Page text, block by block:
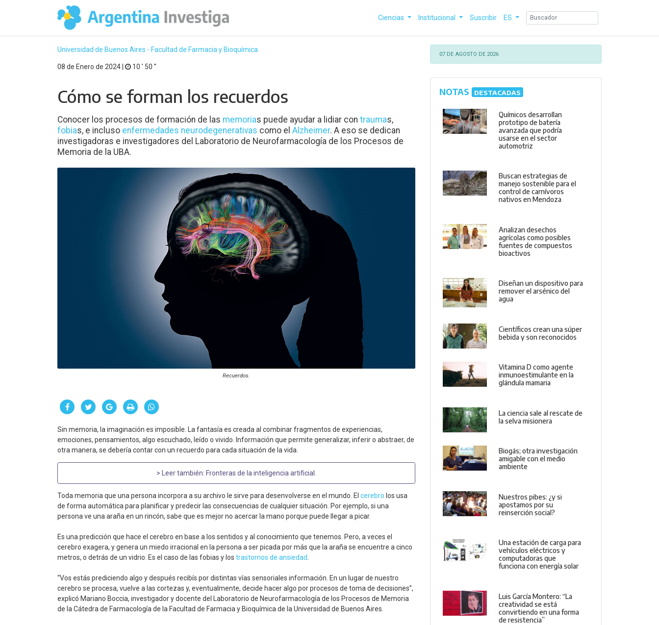
Ciencias Institucional Suscribir ES
Universidad de Buenos Aires - Facultad de Farmacia y Bioquímica
08 de Enero de 2024 | 10 ′ 50 ′′
Cómo se forman los recuerdos
Conocer los procesos de formación de las memorias puede ayudar a lidiar con traumas,
fobias, e incluso enfermedades neurodegenerativas como el Alzheimer. A eso se dedican
investigadoras e investigadores del Laboratorio de Neurofarmacología de los Procesos de
Memoria de la UBA.
Recuerdos.
Sin memoria, la imaginación es imposible. La fantasía es creada al combinar fragmentos de experiencias,
emociones, pensamientos, algo escuchado, leído o vivido. Información que permite generalizar, inferir o abstraer, de
otra manera, se debería contar con un recuerdo para cada situación de la vida.
> Leer también: Fronteras de la inteligencia artificial
Toda memoria que una persona incorpora a su archivo le sirve para desenvolverse en el mundo. El cerebro los usa
de forma automática para planificar y predecir las consecuencias de cualquier situación. Por ejemplo, si una
persona ve una araña en un rincón, sabe que es mejor no acercar la mano porque puede llegar a picar.
Es una predicción que hace el cerebro en base a los sentidos y al conocimiento que tenemos. Pero, a veces el
cerebro exagera, y genera un miedo irracional en la persona a ser picada por más que la araña se encuentre a cinco
metros, o detrás de un vidrio. Es el caso de las fobias y los trastornos de ansiedad.
“Vos estás prediciendo algo y después recibís por distintas vías sensoriales información. En un lugar de nuestro
cerebro se procesa, vuelve a las cortezas y, eventualmente, decide hacer algo por procesos de toma de decisiones”,
explicó Mariano Boccia, investigador y docente del Laboratorio de Neurofarmacología de los Procesos de Memoria
de la Cátedra de Farmacología de la Facultad de Farmacia y Bioquímica de la Universidad de Buenos Aires.
07 DE AGOSTO DE 2026
NOTAS DESTACADAS
Químicos desarrollan
prototipo de batería
avanzada que podría
usarse en el sector
automotriz
Buscan estrategias de
manejo sostenible para el
control de carnívoros
nativos en Mendoza
Analizan desechos
agrícolas como posibles
fuentes de compuestos
bioactivos
Diseñan un dispositivo para
remover el arsénico del
agua
Científicos crean una súper
bebida y son reconocidos
Vitamina D como agente
inmunoestimulante en la
glándula mamaria
La ciencia sale al rescate de
la selva misionera
Biogás; otra investigación
amigable con el medio
ambiente
Nuestros pibes: ¿y si
apostamos por su
reinserción social?
Una estación de carga para
vehículos eléctricos y
computadoras que
funciona con energía solar
Luis García Montero: “La
creatividad se está
convirtiendo en una forma
de resistencia”